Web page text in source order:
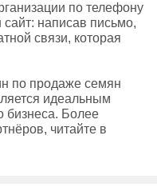
по телефону
написав письмо,
связи, которая
по продаже семян
идеальным
бизнеса. Более
читайте в